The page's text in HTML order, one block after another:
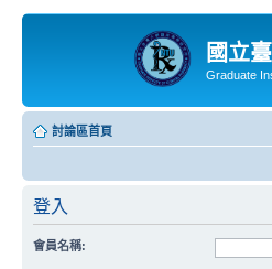
國立
Graduate
討論區首頁
登入
會員名稱: